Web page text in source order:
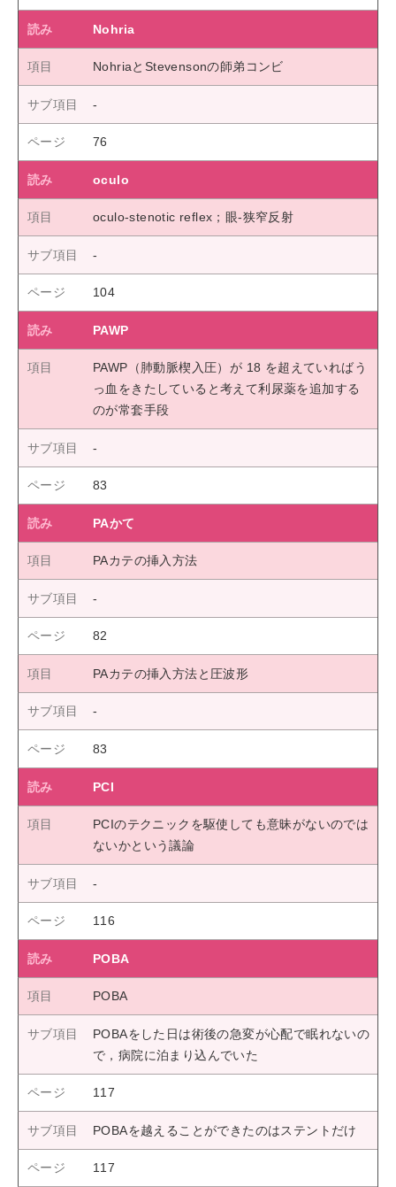
Nohria
NohriaとStevensonの師弟コンビ
76
oculo
oculo-stenotic reflex；眼-狭窄反射
104
PAWP
PAWP（肺動脈楔入圧）が 18 を超えていればう
っ血をきたしていると考えて利尿薬を追加する
のが常套手段
83
PAかて
PAカテの挿入方法
82
PAカテの挿入方法と圧波形
83
PCI
PCIのテクニックを駆使しても意昧がないのでは
ないかという議論
116
POBA
POBA
POBAをした日は術後の急変が心配で眠れないの
で，病院に泊まり込んでいた
117
POBAを越えることができたのはステントだけ
117